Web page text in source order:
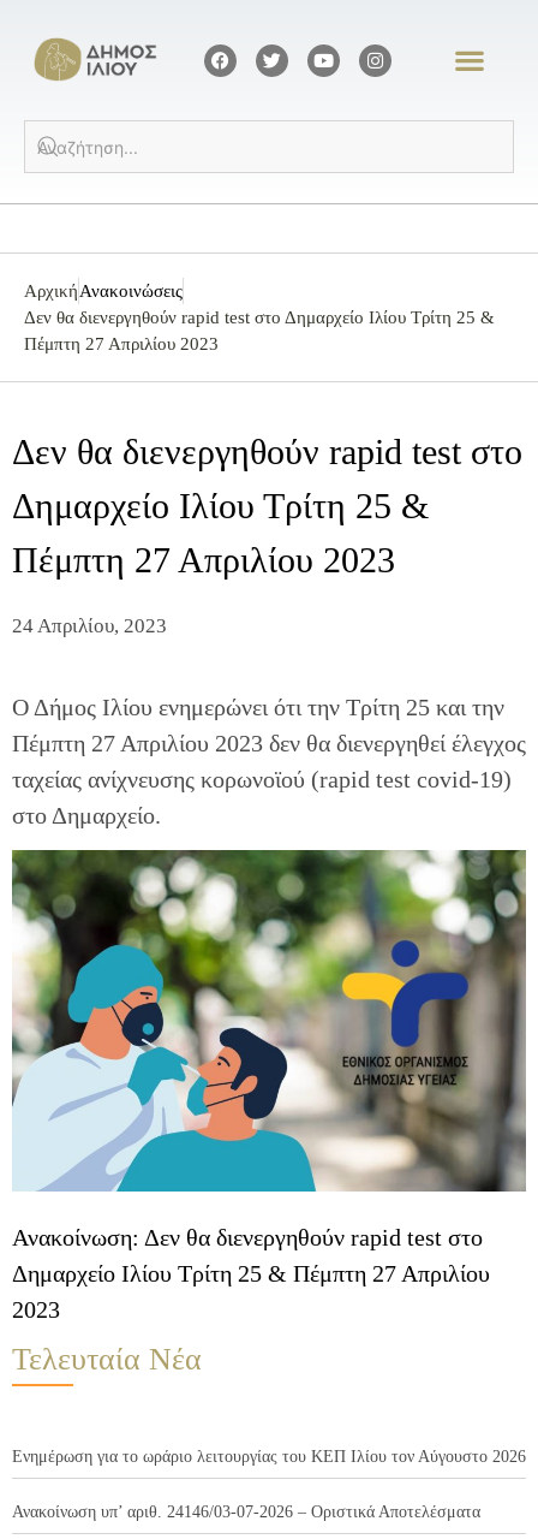
ΑρχικήΑνακοινώσεις
Δεν θα διενεργηθούν rapid test στο Δημαρχείο Ιλίου Τρίτη 25 &
Πέμπτη 27 Απριλίου 2023
Δεν θα διενεργηθούν rapid test στο
Δημαρχείο Ιλίου Τρίτη 25 &
Πέμπτη 27 Απριλίου 2023
24 Απριλίου, 2023
Ο Δήμος Ιλίου ενημερώνει ότι την Τρίτη 25 και την
Πέμπτη 27 Απριλίου 2023 δεν θα διενεργηθεί έλεγχος
ταχείας ανίχνευσης κορωνοϊού (rapid test covid-19)
στο Δημαρχείο.
Ανακοίνωση: Δεν θα διενεργηθούν rapid test στο
Δημαρχείο Ιλίου Τρίτη 25 & Πέμπτη 27 Απριλίου
2023
Τελευταία Νέα
Ενημέρωση για το ωράριο λειτουργίας του ΚΕΠ Ιλίου τον Αύγουστο 2026
Ανακοίνωση υπ’ αριθ. 24146/03-07-2026 – Οριστικά Αποτελέσματα